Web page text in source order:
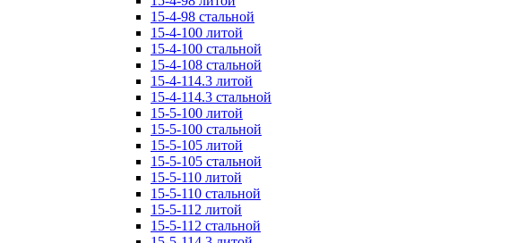
15-4-98 стальной
15-4-100 литой
15-4-100 стальной
15-4-108 стальной
15-4-114.3 литой
15-4-114.3 стальной
15-5-100 литой
15-5-100 стальной
15-5-105 литой
15-5-105 стальной
15-5-110 литой
15-5-110 стальной
15-5-112 литой
15-5-112 стальной